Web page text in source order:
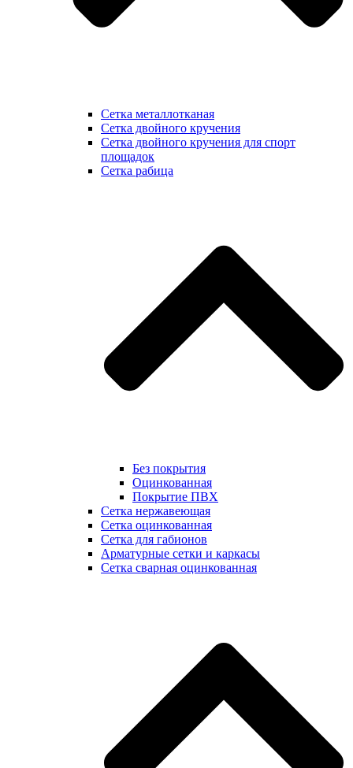
Сетка металлотканая
Сетка двойного кручения
Сетка двойного кручения для спорт
площадок
Сетка рабица
Без покрытия
Оцинкованная
Покрытие ПВХ
Сетка нержавеющая
Сетка оцинкованная
Сетка для габионов
Арматурные сетки и каркасы
Сетка сварная оцинкованная